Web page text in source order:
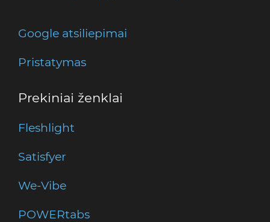
Google atsiliepimai
Pristatymas
Prekiniai ženklai
Fleshlight
Satisfyer
We-Vibe
POWERtabs